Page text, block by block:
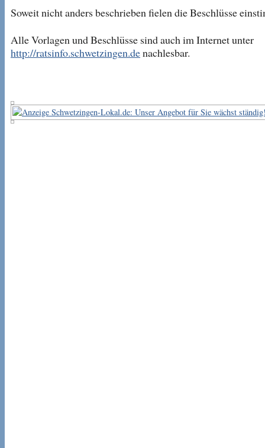
Soweit nicht anders beschrieben fielen die Beschlüsse
Alle Vorlagen und Beschlüsse sind auch im Internet unter
http://ratsinfo.schwetzingen.denachlesbar.